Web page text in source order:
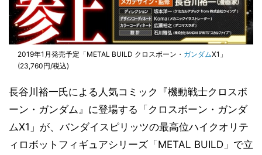
2019年1月発売予定「METAL BUILD クロスボーン・ ガンダムX1」
(23,760円/税込)
長谷川裕一氏による人気コミック『機動戦士クロスボ
ーン・ガンダム』に登場する「クロスボーン・ガンダ
ムX1」が、バンダイスピリッツの最高位ハイクオリテ
ィロボットフィギュアシリーズ「METAL BUILD」で立